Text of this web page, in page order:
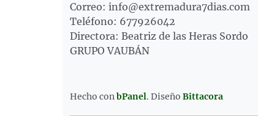
Correo: info@extremadura7dias.com
Teléfono: 677926042
Directora: Beatriz de las Heras Sordo
GRUPO VAUBÁN
Hecho con bPanel. Diseño Bittacora